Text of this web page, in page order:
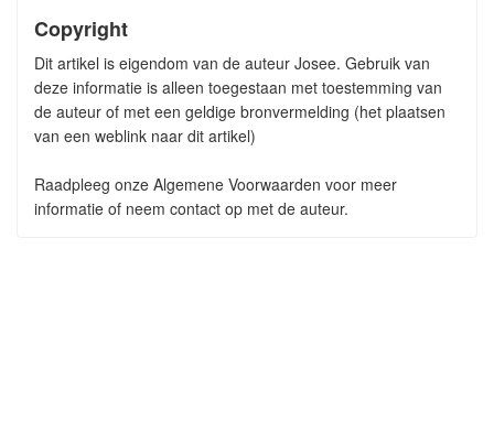
Copyright
Dit artikel is eigendom van de auteur Josee. Gebruik van
deze informatie is alleen toegestaan met toestemming van
de auteur of met een geldige bronvermelding (het plaatsen
van een weblink naar dit artikel)
Raadpleeg onze Algemene Voorwaarden voor meer
informatie of neem contact op met de auteur.